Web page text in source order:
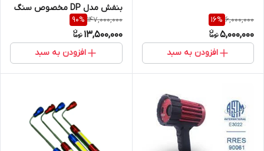
6,000,000
16%
5,000,000
افزودن به سبد
بنفش مدل DP مخصوص سنگ
شناسی و کانی شناسی و شکار
147,000,000
90%
13,500,000
افزودن به سبد